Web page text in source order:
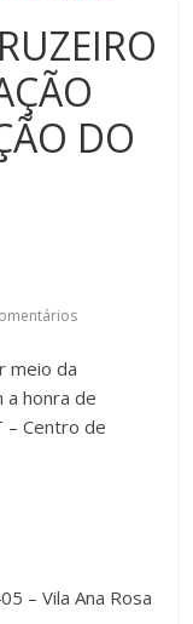
DO
meio da
a honra de
– Centro de
– Vila Ana Rosa